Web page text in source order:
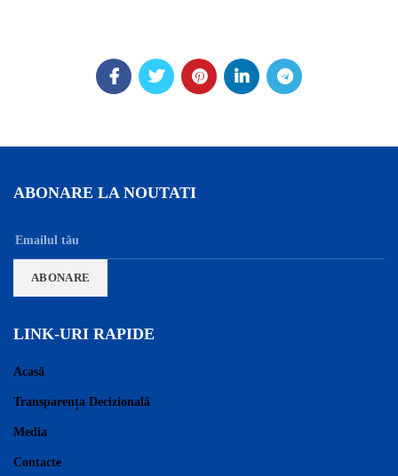
ABONARE LA NOUTATI
LINK-URI RAPIDE
Acasă
Transparența Decizională
Media
Contacte